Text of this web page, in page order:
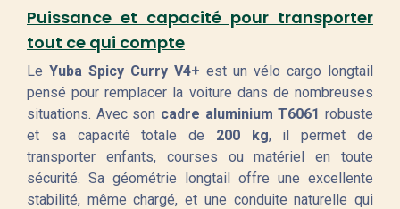
Puissance et capacité pour transporter
tout ce qui compte
Le Yuba Spicy Curry V4+ est un vélo cargo longtail
pensé pour remplacer la voiture dans de nombreuses
situations. Avec son cadre aluminium T6061 robuste
et sa capacité totale de 200 kg, il permet de
transporter enfants, courses ou matériel en toute
sécurité. Sa géométrie longtail offre une excellente
stabilité, même chargé, et une conduite naturelle qui